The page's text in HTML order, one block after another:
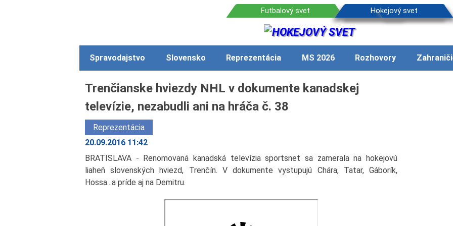
Spravodajstvo Slovensko Reprezentácia MS 2026 Rozhovory
Trenčianske hviezdy NHL v dokumente kanadskej
televízie, nezabudli ani na hráča č. 38
Reprezentácia
20.09.2016 11:42
BRATISLAVA - Renomovaná kanadská televízia sportsnet sa zamerala na hokejovú
liaheň slovenských hviezd, Trenčín. V dokumente vystupujú Chára, Tatar, Gáborík,
Hossa...a príde aj na Demitru.